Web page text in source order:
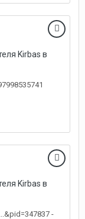
Kirbas в
Kirbas в
-